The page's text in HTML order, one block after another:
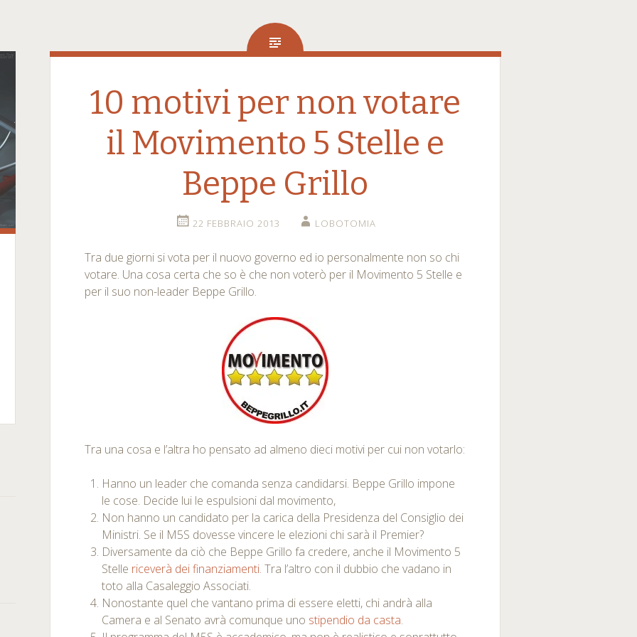
10 motivi per non votare
il Movimento 5 Stelle e
Beppe Grillo
22 FEBBRAIO 2013 LOBOTOMIA
Tra due giorni si vota per il nuovo governo ed io personalmente non so chi
votare. Una cosa certa che so è che non voterò per il Movimento 5 Stelle e
per il suo non-leader Beppe Grillo.
Tra una cosa e l’altra ho pensato ad almeno dieci motivi per cui non votarlo:
Hanno un leader che comanda senza candidarsi. Beppe Grillo impone
le cose. Decide lui le espulsioni dal movimento,
Non hanno un candidato per la carica della Presidenza del Consiglio dei
Ministri. Se il M5S dovesse vincere le elezioni chi sarà il Premier?
Diversamente da ciò che Beppe Grillo fa credere, anche il Movimento 5
Stelle riceverà dei finanziamenti. Tra l’altro con il dubbio che vadano in
toto alla Casaleggio Associati.
Nonostante quel che vantano prima di essere eletti, chi andrà alla
Camera e al Senato avrà comunque uno stipendio da casta.